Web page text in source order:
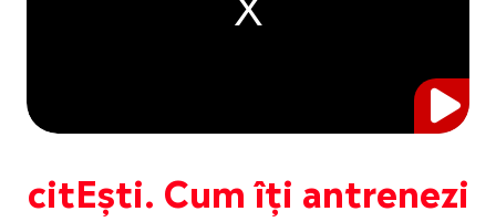
citEști. Cum îți antrenezi